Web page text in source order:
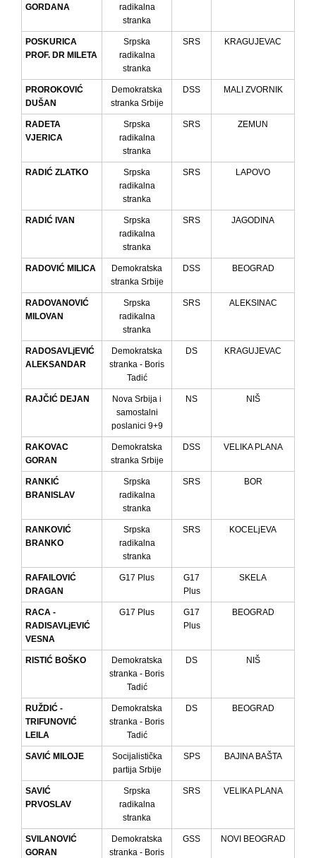
GORDANA
radikalna
stranka
POSKURICA
PROF. DR MILETA
Srpska
radikalna
stranka
SRS KRAGUJEVAC
PROROKOVIĆ
DUŠAN
Demokratska
stranka Srbije
DSS MALI ZVORNIK
RADETA
VJERICA
Srpska
radikalna
stranka
SRS ZEMUN
RADIĆ ZLATKO
Srpska
radikalna
stranka
SRS LAPOVO
RADIĆ IVAN
Srpska
radikalna
stranka
SRS JAGODINA
RADOVIĆ MILICA
Demokratska
stranka Srbije
DSS BEOGRAD
RADOVANOVIĆ
MILOVAN
Srpska
radikalna
stranka
SRS ALEKSINAC
RADOSAVLjEVIĆ
ALEKSANDAR
Demokratska
stranka - Boris
Tadić
DS KRAGUJEVAC
RAJČIĆ DEJAN
Nova Srbija i
samostalni
poslanici 9+9
NS NIŠ
RAKOVAC
GORAN
Demokratska
stranka Srbije
DSS VELIKA PLANA
RANKIĆ
BRANISLAV
Srpska
radikalna
stranka
SRS BOR
RANKOVIĆ
BRANKO
Srpska
radikalna
stranka
SRS KOCELjEVA
RAFAILOVIĆ
DRAGAN
G17 Plus
G17
Plus
SKELA
RACA -
RADISAVLjEVIĆ
VESNA
G17 Plus
G17
Plus
BEOGRAD
RISTIĆ BOŠKO
Demokratska
stranka - Boris
Tadić
DS NIŠ
RUŽDIĆ -
TRIFUNOVIĆ
LEILA
Demokratska
stranka - Boris
Tadić
DS BEOGRAD
SAVIĆ MILOJE
Socijalistička
partija Srbije
SPS BAJINA BAŠTA
SAVIĆ
PRVOSLAV
Srpska
radikalna
stranka
SRS VELIKA PLANA
SVILANOVIĆ
GORAN
Demokratska
stranka - Boris
GSS NOVI BEOGRAD